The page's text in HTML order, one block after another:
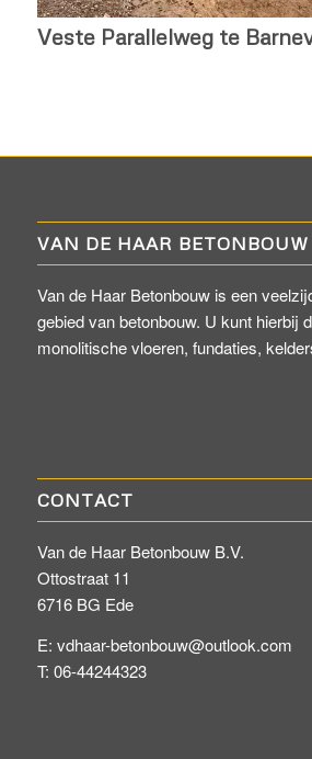
Veste Parallelweg te
VAN DE HAAR BETONBOUW
Van de Haar Betonbouw is een
gebied van betonbouw. U kunt hierbij
monolitische vloeren, fundaties,
CONTACT
Van de Haar Betonbouw B.V.
Ottostraat 11
6716 BG Ede
E: vdhaar-betonbouw@outlook.com
T: 06-44244323